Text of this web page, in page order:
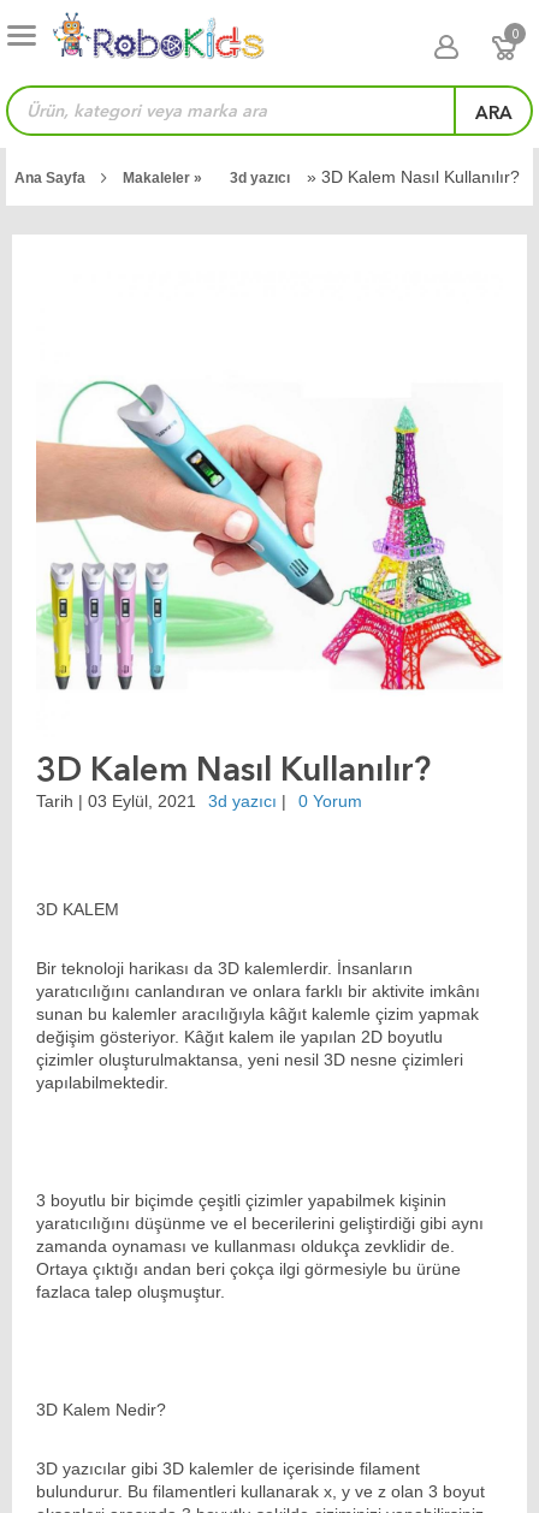
ARA
0
Ana Sayfa Makaleler » 3d yazıcı » 3D Kalem Nasıl Kullanılır?
3D Kalem Nasıl Kullanılır?
Tarih | 03 Eylül, 2021 3d yazıcı | 0 Yorum
3D KALEM
Bir teknoloji harikası da 3D kalemlerdir. İnsanların
yaratıcılığını canlandıran ve onlara farklı bir aktivite imkânı
sunan bu kalemler aracılığıyla kâğıt kalemle çizim yapmak
değişim gösteriyor. Kâğıt kalem ile yapılan 2D boyutlu
çizimler oluşturulmaktansa, yeni nesil 3D nesne çizimleri
yapılabilmektedir.
3 boyutlu bir biçimde çeşitli çizimler yapabilmek kişinin
yaratıcılığını düşünme ve el becerilerini geliştirdiği gibi aynı
zamanda oynaması ve kullanması oldukça zevklidir de.
Ortaya çıktığı andan beri çokça ilgi görmesiyle bu ürüne
fazlaca talep oluşmuştur.
3D Kalem Nedir?
3D yazıcılar gibi 3D kalemler de içerisinde filament
bulundurur. Bu filamentleri kullanarak x, y ve z olan 3 boyut